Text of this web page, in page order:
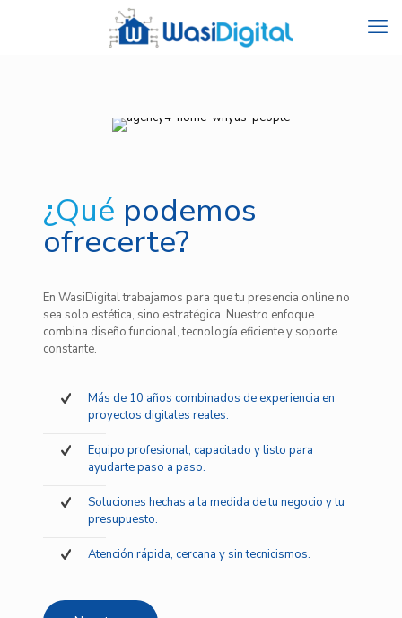
¿Qué podemos
ofrecerte?
En WasiDigital trabajamos para que tu presencia online no
sea solo estética, sino estratégica. Nuestro enfoque
combina diseño funcional, tecnología eficiente y soporte
constante.
Más de 10 años combinados de experiencia en
proyectos digitales reales.
Equipo profesional, capacitado y listo para
ayudarte paso a paso.
Soluciones hechas a la medida de tu negocio y tu
presupuesto.
Atención rápida, cercana y sin tecnicismos.